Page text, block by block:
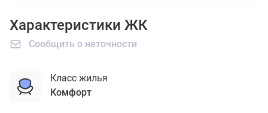
Характеристики ЖК
Сообщить о неточности
Класс жилья
комфорт